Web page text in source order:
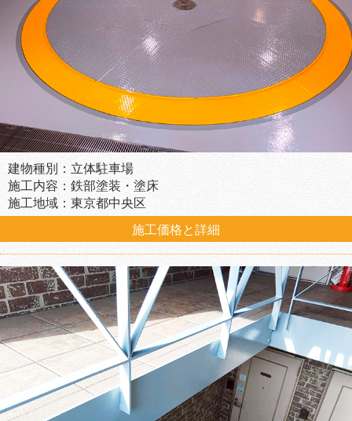
建物種別：立体駐車場
施工内容：鉄部塗装・塗床
施工地域：東京都中央区
施工価格と詳細